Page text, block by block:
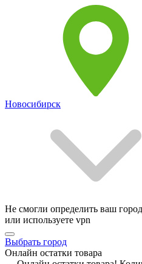
Новосибирск
Не смогли определить ваш
или используете vpn
Выбрать город
Онлайн остатки товара